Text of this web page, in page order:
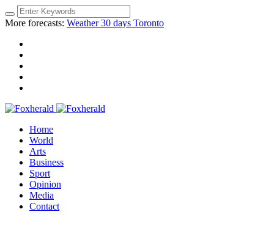
More forecasts: Weather 30 days Toronto
Home
World
Arts
Business
Sport
Opinion
Media
Contact